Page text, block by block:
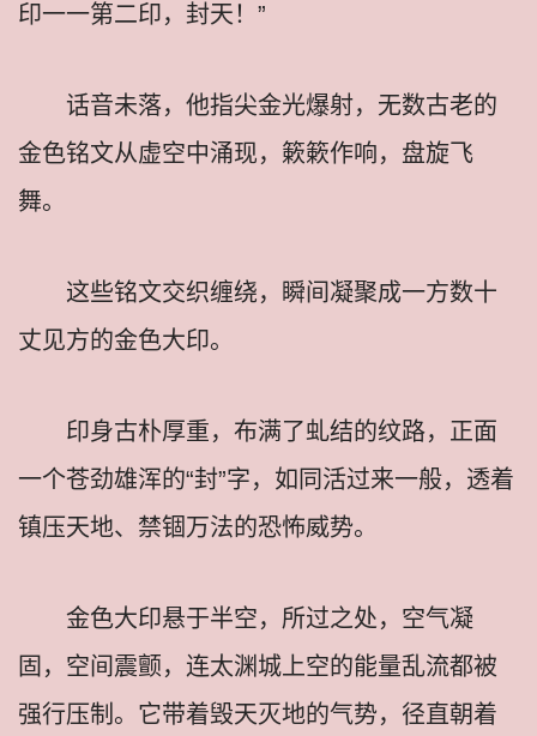
印一一第二印，封天！”
话音未落，他指尖金光爆射，无数古老的
金色铭文从虚空中涌现，簌簌作响，盘旋飞
舞。
这些铭文交织缠绕，瞬间凝聚成一方数十
丈见方的金色大印。
印身古朴厚重，布满了虬结的纹路，正面
一个苍劲雄浑的“封”字，如同活过来一般，透着
镇压天地、禁锢万法的恐怖威势。
金色大印悬于半空，所过之处，空气凝
固，空间震颤，连太渊城上空的能量乱流都被
强行压制。它带着毁天灭地的气势，径直朝着